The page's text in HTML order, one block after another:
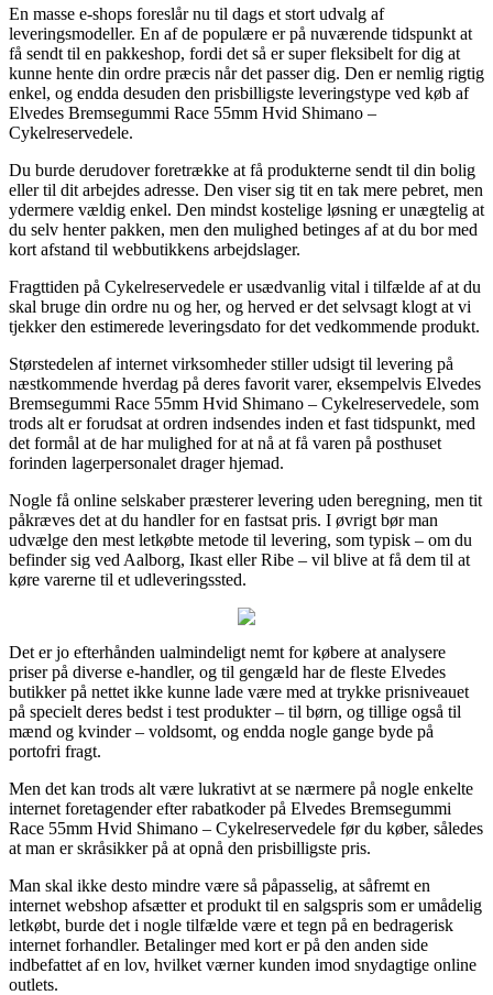
En masse e-shops foreslår nu til dags et stort udvalg af
leveringsmodeller. En af de populære er på nuværende tidspunkt at
få sendt til en pakkeshop, fordi det så er super fleksibelt for dig at
kunne hente din ordre præcis når det passer dig. Den er nemlig rigtig
enkel, og endda desuden den prisbilligste leveringstype ved køb af
Elvedes Bremsegummi Race 55mm Hvid Shimano –
Cykelreservedele.
Du burde derudover foretrække at få produkterne sendt til din bolig
eller til dit arbejdes adresse. Den viser sig tit en tak mere pebret, men
ydermere vældig enkel. Den mindst kostelige løsning er unægtelig at
du selv henter pakken, men den mulighed betinges af at du bor med
kort afstand til webbutikkens arbejdslager.
Fragttiden på Cykelreservedele er usædvanlig vital i tilfælde af at du
skal bruge din ordre nu og her, og herved er det selvsagt klogt at vi
tjekker den estimerede leveringsdato for det vedkommende produkt.
Størstedelen af internet virksomheder stiller udsigt til levering på
næstkommende hverdag på deres favorit varer, eksempelvis Elvedes
Bremsegummi Race 55mm Hvid Shimano – Cykelreservedele, som
trods alt er forudsat at ordren indsendes inden et fast tidspunkt, med
det formål at de har mulighed for at nå at få varen på posthuset
forinden lagerpersonalet drager hjemad.
Nogle få online selskaber præsterer levering uden beregning, men tit
påkræves det at du handler for en fastsat pris. I øvrigt bør man
udvælge den mest letkøbte metode til levering, som typisk – om du
befinder sig ved Aalborg, Ikast eller Ribe – vil blive at få dem til at
køre varerne til et udleveringssted.
Det er jo efterhånden ualmindeligt nemt for købere at analysere
priser på diverse e-handler, og til gengæld har de fleste Elvedes
butikker på nettet ikke kunne lade være med at trykke prisniveauet
på specielt deres bedst i test produkter – til børn, og tillige også til
mænd og kvinder – voldsomt, og endda nogle gange byde på
portofri fragt.
Men det kan trods alt være lukrativt at se nærmere på nogle enkelte
internet foretagender efter rabatkoder på Elvedes Bremsegummi
Race 55mm Hvid Shimano – Cykelreservedele før du køber, således
at man er skråsikker på at opnå den prisbilligste pris.
Man skal ikke desto mindre være så påpasselig, at såfremt en
internet webshop afsætter et produkt til en salgspris som er umådelig
letkøbt, burde det i nogle tilfælde være et tegn på en bedragerisk
internet forhandler. Betalinger med kort er på den anden side
indbefattet af en lov, hvilket værner kunden imod snydagtige online
outlets.